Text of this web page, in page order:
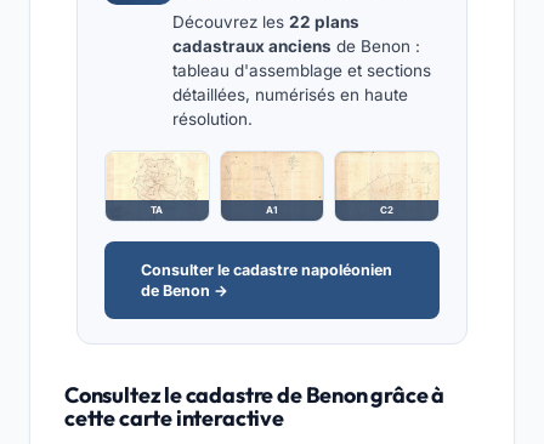
Découvrez les 22 plans
cadastraux anciens de Benon :
tableau d'assemblage et sections
détaillées, numérisés en haute
résolution.
TA A1 C2
Consulter le cadastre napoléonien
de Benon →
Consultez le cadastre de Benon grâce à
cette carte interactive